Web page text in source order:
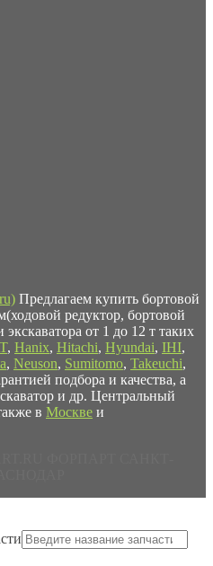
Предлагаем купить бортовой
редуктор, бортовой
от 1 до 12 т таких
, Hanix, Hitachi, Hyundai, IHI,
, Neuson, Sumitomo, Takeuchi,
подбора и качества, а
и др. Центральный
в Москве и